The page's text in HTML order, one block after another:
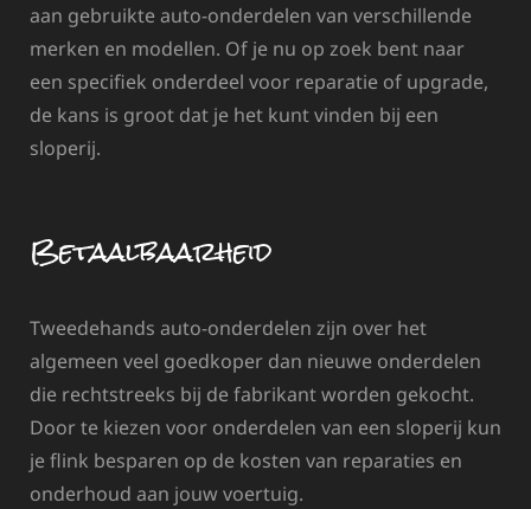
aan gebruikte auto-onderdelen van verschillende
merken en modellen. Of je nu op zoek bent naar
een specifiek onderdeel voor reparatie of upgrade,
de kans is groot dat je het kunt vinden bij een
sloperij.
Betaalbaarheid
Tweedehands auto-onderdelen zijn over het
algemeen veel goedkoper dan nieuwe onderdelen
die rechtstreeks bij de fabrikant worden gekocht.
Door te kiezen voor onderdelen van een sloperij kun
je flink besparen op de kosten van reparaties en
onderhoud aan jouw voertuig.